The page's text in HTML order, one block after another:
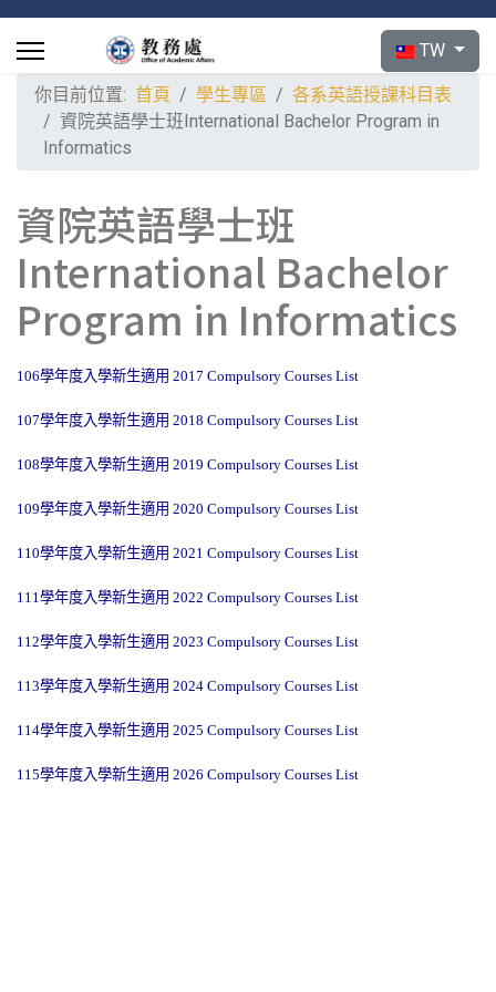
選擇你的語言
TW
你目前位置: 首頁 學生專區
各系英語授課科目表
資院英語學士班International Bachelor Program in
Informatics
資院英語學士班
International Bachelor
Program in Informatics
106學年度入學新生適用 2017 Compulsory Courses List
107學年度入學新生適用 2018 Compulsory Courses List
108學年度入學新生適用 2019 Compulsory Courses List
109學年度入學新生適用 2020 Compulsory Courses List
110學年度入學新生適用 2021 Compulsory Courses List
111學年度入學新生適用 2022 Compulsory Courses List
112學年度入學新生適用 2023 Compulsory Courses List
113學年度入學新生適用 2024 Compulsory Courses List
114學年度入學新生適用 2025 Compulsory Courses List
115學年度入學新生適用 2026 Compulsory Courses List